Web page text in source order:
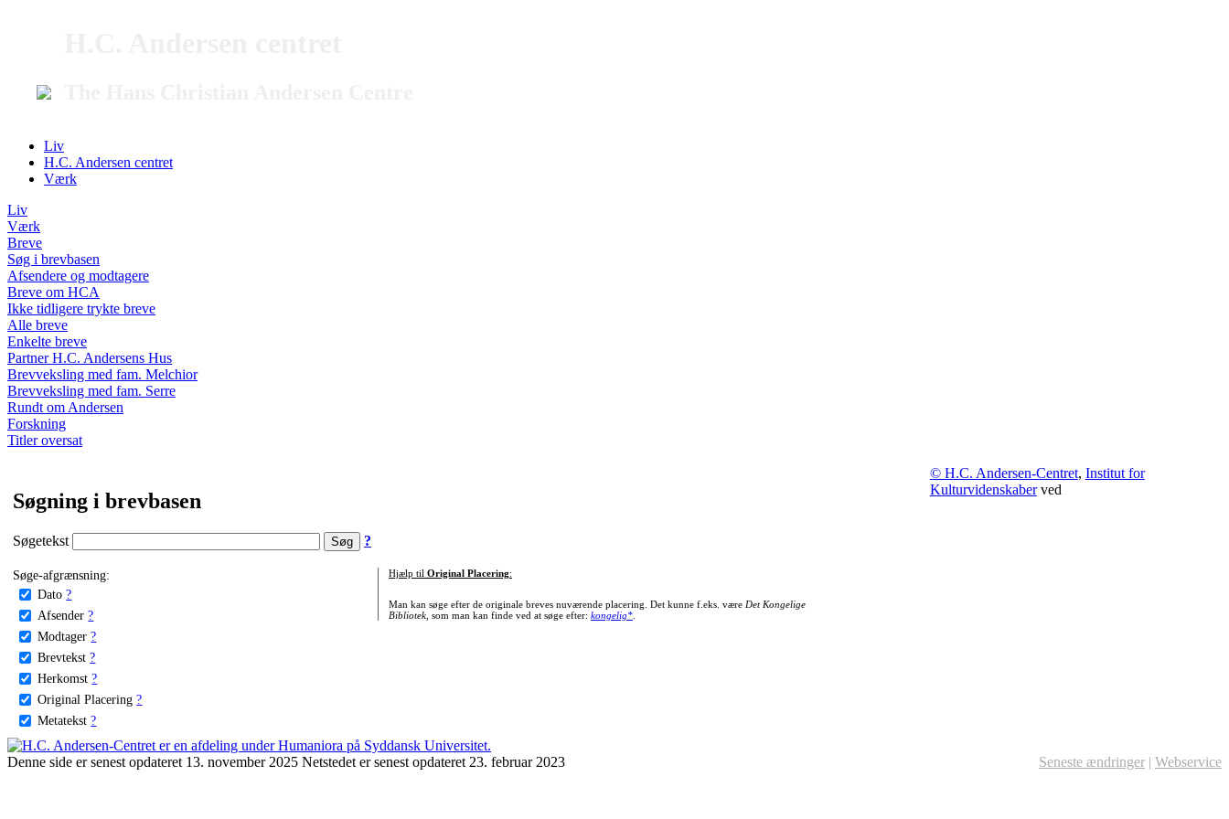
Liv
H.C. Andersen centret
Værk
Liv
Værk
Breve
Søg i brevbasen
Afsendere og modtagere
Breve om HCA
Ikke tidligere trykte breve
Alle breve
Enkelte breve
Partner H.C. Andersens Hus
Brevveksling med fam. Melchior
Brevveksling med fam. Serre
Rundt om Andersen
Forskning
Titler oversat
Søgning i brevbasen
Søgetekst ?
Søge-afgrænsning:
Dato ?
Afsender ?
Modtager ?
Brevtekst ?
Herkomst ?
Original Placering ?
Metatekst ?
Hjælp til Original Placering:
Man kan søge efter de originale breves nuværende placering. Det kunne f.eks. være Det Kongelige
Bibliotek, som man kan finde ved at søge efter: kongelig*.
© H.C. Andersen-Centret, Institut for
Kulturvidenskaberved
Denne side er senest opdateret 13. november 2025 Netstedet er senest opdateret 23. februar 2023 Seneste ændringer | Webservice